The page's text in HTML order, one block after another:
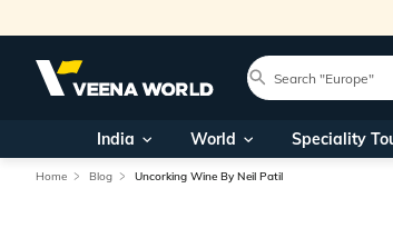
India World Speciality
Home Blog Uncorking Wine By Neil Patil